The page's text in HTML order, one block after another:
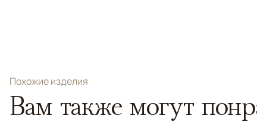
Похожие изделия
Вам также могут